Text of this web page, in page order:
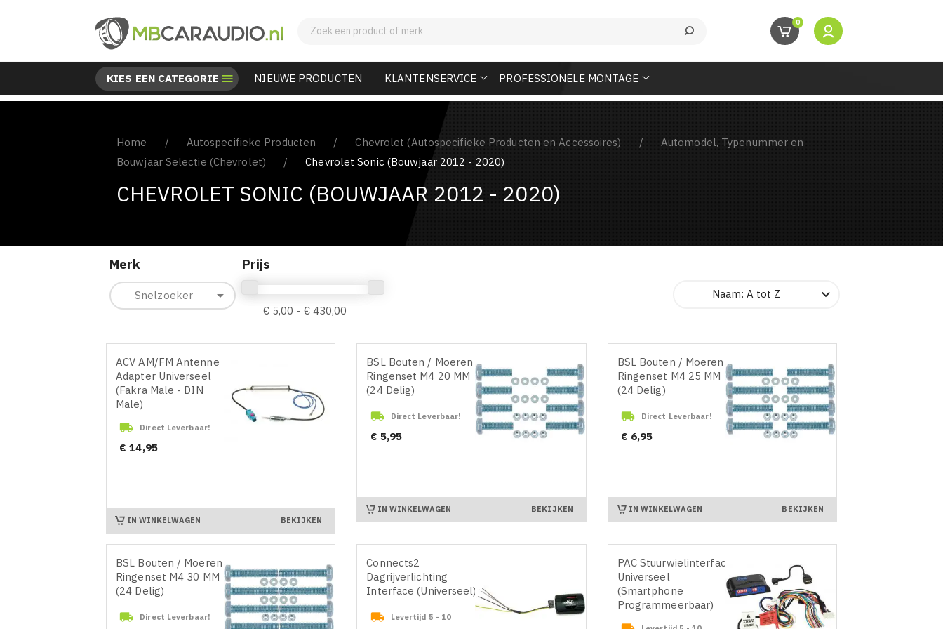
0
KIES EEN CATEGORIE  NIEUWE PRODUCTEN KLANTENSERVICE PROFESSIONELE MONTAGE
Home Autospecifieke Producten Chevrolet (Autospecifieke Producten en Accessoires)
Automodel, Typenummer en
Bouwjaar Selectie (Chevrolet)
Chevrolet Sonic (Bouwjaar 2012 - 2020)
CHEVROLET SONIC (BOUWJAAR 2012 - 2020)
Merk
Snelzoeker 
Prijs
€ 5,00 - € 430,00
Naam: A tot Z 
ACV AM/FM Antenne
Adapter Universeel
(Fakra Male - DIN
Male)
 Direct Leverbaar!
Prijs
€ 14,95
IN WINKELWAGEN BEKIJKEN
BSL Bouten / Moeren /
Ringenset M4 20 MM
(24 Delig)
 Direct Leverbaar!
Prijs
€ 5,95
IN WINKELWAGEN BEKIJKEN
BSL Bouten / Moeren /
Ringenset M4 25 MM
(24 Delig)
 Direct Leverbaar!
Prijs
€ 6,95
IN WINKELWAGEN BEKIJKEN
BSL Bouten / Moeren /
Ringenset M4 30 MM
(24 Delig)
 Direct Leverbaar!
Connects2
Dagrijverlichting
Interface (Universeel)
 Levertijd 5 - 10
PAC Stuurwielinterface
Universeel
(Smartphone
Programmeerbaar)